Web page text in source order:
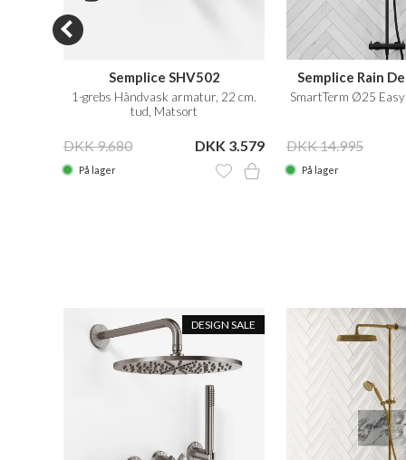
Semplice SHV502
1-grebs Håndvask armatur, 22 cm.
tud, Matsort
DKK 9.680 DKK 3.579
På lager
Semplice Rain
SmartTerm Ø25
DKK 14.995
På lager
DESIGN SALE